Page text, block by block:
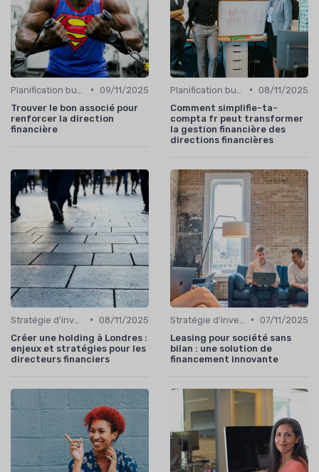
•
09/11/2025
Trouver le bon associé pour
renforcer la direction
financière
•
08/11/2025
Comment simplifie-ta-
compta fr peut transformer
la gestion financière des
directions financières
•
08/11/2025
Créer une holding à Londres :
enjeux et stratégies pour les
directeurs financiers
•
07/11/2025
Leasing pour société sans
bilan : une solution de
financement innovante